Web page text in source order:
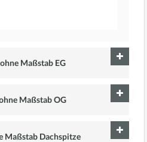
Maßstab EG
Maßstab OG
Maßstab Dachspitze